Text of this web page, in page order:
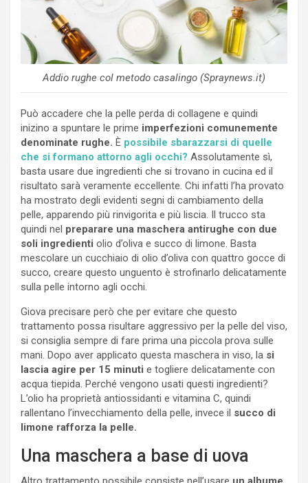
Addio rughe col metodo casalingo (Spraynews.it)
Può accadere che la pelle perda di collagene e quindi
inizino a spuntare le prime imperfezioni comunemente
denominate rughe. È possibile sbarazzarsi di quelle
che si formano attorno agli occhi? Assolutamente sì,
basta usare due ingredienti che si trovano in cucina ed il
risultato sarà veramente eccellente. Chi infatti l’ha provato
ha mostrato degli evidenti segni di cambiamento della
pelle, apparendo più rinvigorita e più liscia. Il trucco sta
quindi nel preparare una maschera antirughe con due
soli ingredienti olio d’oliva e succo di limone. Basta
mescolare un cucchiaio di olio d’oliva con quattro gocce di
succo, creare questo unguento è strofinarlo delicatamente
sulla pelle intorno agli occhi.
Giova precisare però che per evitare che questo
trattamento possa risultare aggressivo per la pelle del viso,
si consiglia sempre di fare prima una piccola prova sulle
mani. Dopo aver applicato questa maschera in viso, la si
lascia agire per 15 minuti e togliere delicatamente con
acqua tiepida. Perché vengono usati questi ingredienti?
L’olio ha proprietà antiossidanti e vitamina C, quindi
rallentano l’invecchiamento della pelle, invece il succo di
limone rafforza la pelle.
Una maschera a base di uova